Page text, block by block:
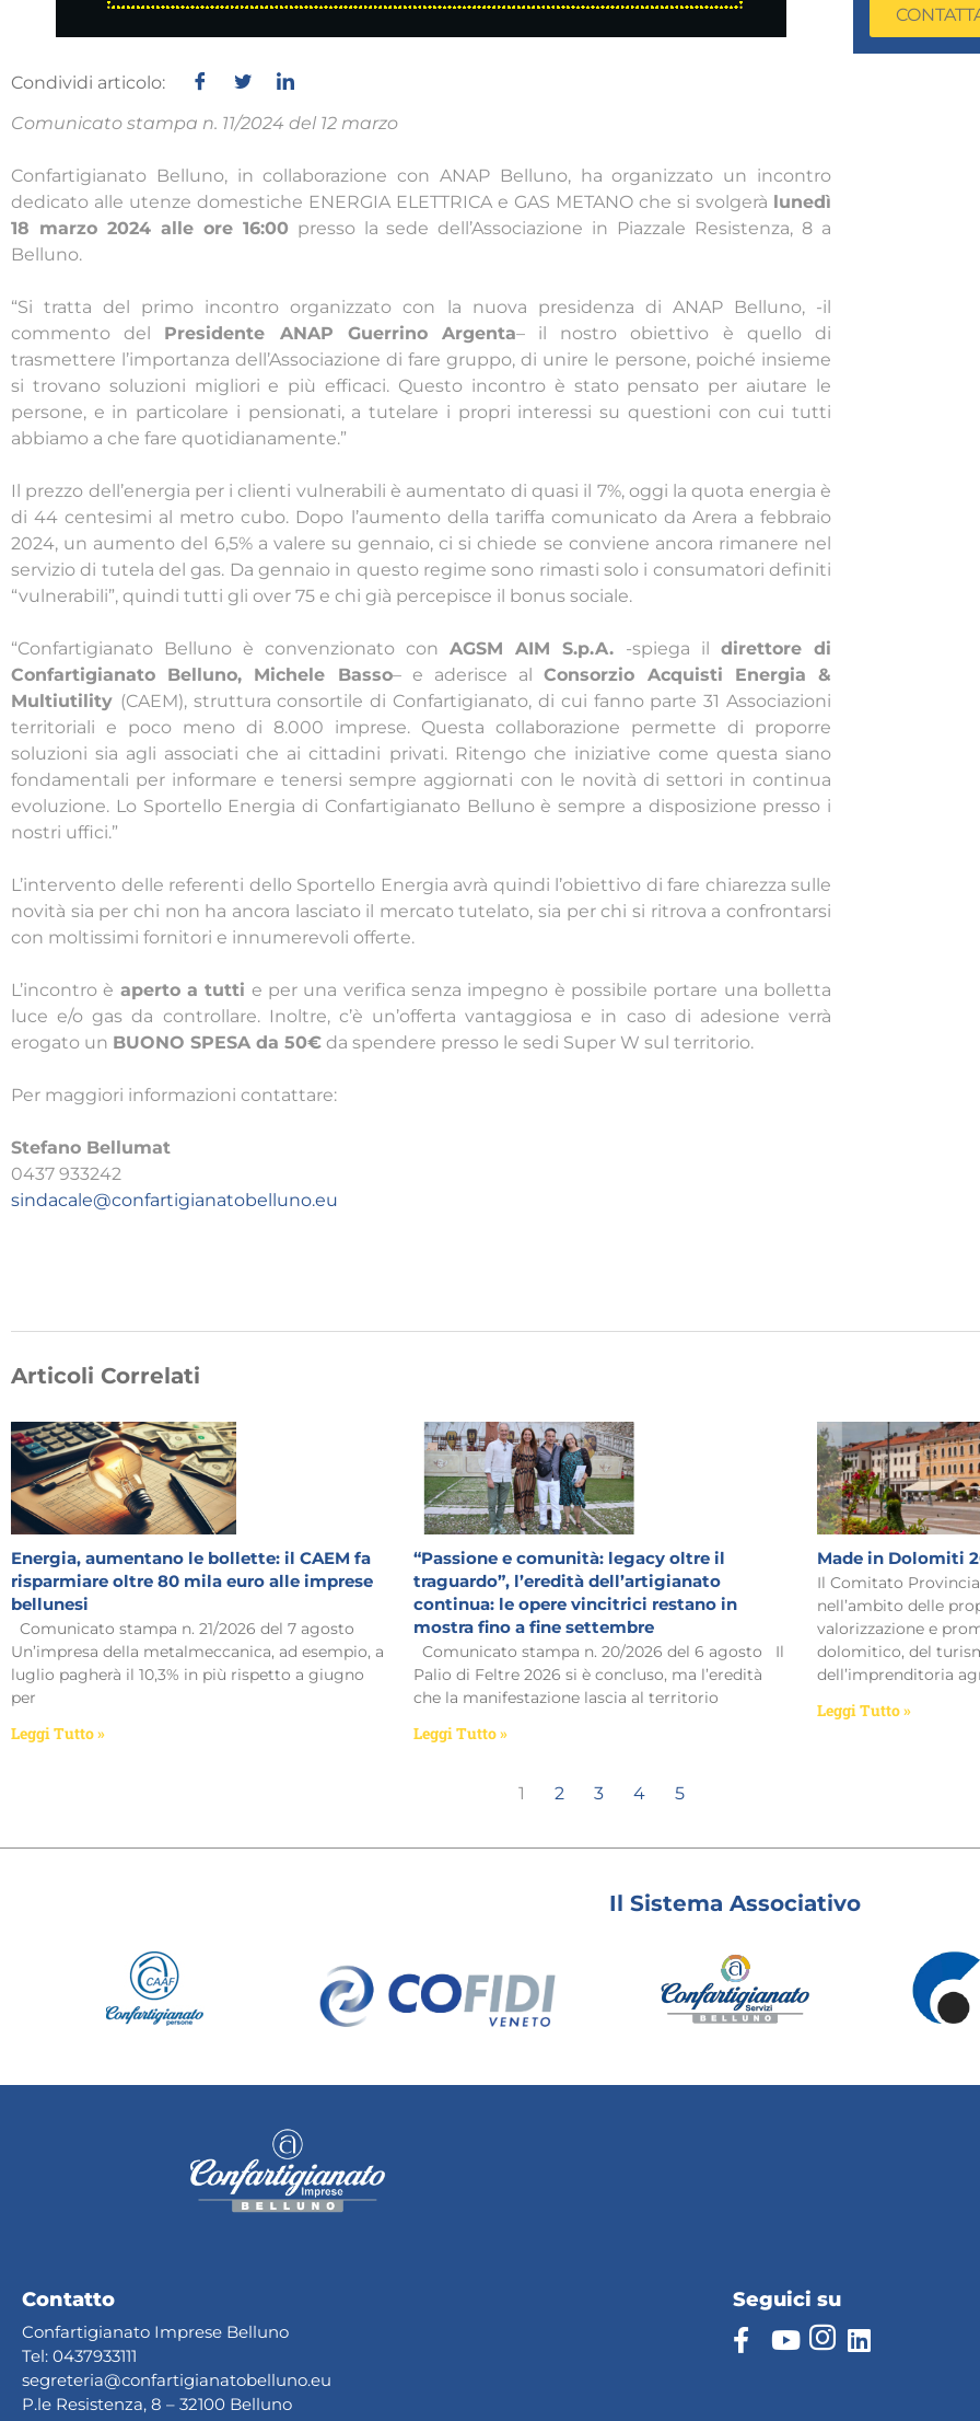
Condividi articolo:
Comunicato stampa n. 11/2024 del 12 marzo
Confartigianato Belluno, in collaborazione con ANAP Belluno, ha organizzato un incontro
dedicato alle utenze domestiche ENERGIA ELETTRICA e GAS METANO che si svolgerà lunedì
18 marzo 2024 alle ore 16:00 presso la sede dell’Associazione in Piazzale Resistenza, 8 a
Belluno.
“Si tratta del primo incontro organizzato con la nuova presidenza di ANAP Belluno, -il
commento del Presidente ANAP Guerrino Argenta– il nostro obiettivo è quello di
trasmettere l’importanza dell’Associazione di fare gruppo, di unire le persone, poiché insieme
si trovano soluzioni migliori e più efficaci. Questo incontro è stato pensato per aiutare le
persone, e in particolare i pensionati, a tutelare i propri interessi su questioni con cui tutti
abbiamo a che fare quotidianamente.”
Il prezzo dell’energia per i clienti vulnerabili è aumentato di quasi il 7%, oggi la quota energia è
di 44 centesimi al metro cubo. Dopo l’aumento della tariffa comunicato da Arera a febbraio
2024, un aumento del 6,5% a valere su gennaio, ci si chiede se conviene ancora rimanere nel
servizio di tutela del gas. Da gennaio in questo regime sono rimasti solo i consumatori definiti
“vulnerabili”, quindi tutti gli over 75 e chi già percepisce il bonus sociale.
“Confartigianato Belluno è convenzionato con AGSM AIM S.p.A. -spiega il direttore di
Confartigianato Belluno, Michele Basso– e aderisce alConsorzio Acquisti Energia &
Multiutility (CAEM), struttura consortile di Confartigianato, di cui fanno parte 31 Associazioni
territoriali e poco meno di 8.000 imprese. Questa collaborazione permette di proporre
soluzioni sia agli associati che ai cittadini privati. Ritengo che iniziative come questa siano
fondamentali per informare e tenersi sempre aggiornati con le novità di settori in continua
evoluzione. Lo Sportello Energia di Confartigianato Belluno è sempre a disposizione presso i
nostri uffici.”
L’intervento delle referenti dello Sportello Energia avrà quindi l’obiettivo di fare chiarezza sulle
novità sia per chi non ha ancora lasciato il mercato tutelato, sia per chi si ritrova a confrontarsi
con moltissimi fornitori e innumerevoli offerte.
L’incontro è aperto a tutti e per una verifica senza impegno è possibile portare una bolletta
luce e/o gas da controllare. Inoltre, c’è un’offerta vantaggiosa e in caso di adesione verrà
erogato un BUONO SPESA da 50€ da spendere presso le sedi Super W sul territorio.
Per maggiori informazioni contattare:
Stefano Bellumat
0437 933242
sindacale@confartigianatobelluno.eu
Articoli Correlati
Energia, aumentano le bollette: il CAEM fa
risparmiare oltre 80 mila euro alle imprese
bellunesi
Comunicato stampa n. 21/2026 del 7 agosto
Un’impresa della metalmeccanica, ad esempio, a
luglio pagherà il 10,3% in più rispetto a giugno
per
Leggi Tutto »
“Passione e comunità: legacy oltre il
traguardo”, l’eredità dell’artigianato
continua: le opere vincitrici restano in
mostra fino a fine settembre
Comunicato stampa n. 20/2026 del 6 agosto Il
Palio di Feltre 2026 si è concluso, ma l’eredità
che la manifestazione lascia al territorio
Leggi Tutto »
Made in Dolomiti
Il Comitato
nell’ambito delle
valorizzazione e
dolomitico, del
dell’imprenditoria
Leggi Tutto »
1 2 3 4 5
Il Sistema Associativo
Contatto
Confartigianato Imprese Belluno
Tel: 0437933111
segreteria@confartigianatobelluno.eu
P.le Resistenza, 8 – 32100 Belluno
Seguici su